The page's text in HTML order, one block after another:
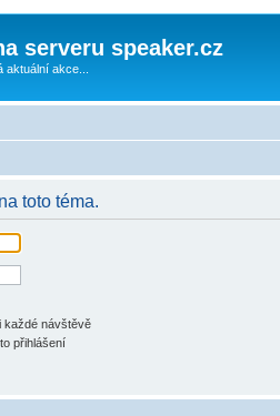
serveru speaker.cz
akce...
toto téma.
každé návštěvě
přihlášení